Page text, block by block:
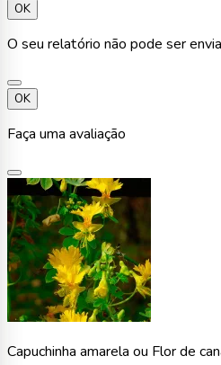
OK
O seu relatório não pode ser
OK
Faça uma avaliação
Capuchinha amarela ou Flor de